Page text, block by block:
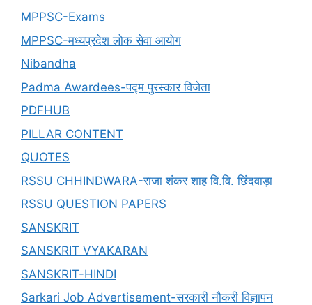
MPPSC-Exams
MPPSC-मध्यप्रदेश लोक सेवा आयोग
Nibandha
Padma Awardees-पद्म पुरस्कार विजेता
PDFHUB
PILLAR CONTENT
QUOTES
RSSU CHHINDWARA-राजा शंकर शाह वि.वि. छिंदवाड़ा
RSSU QUESTION PAPERS
SANSKRIT
SANSKRIT VYAKARAN
SANSKRIT-HINDI
Sarkari Job Advertisement-सरकारी नौकरी विज्ञापन